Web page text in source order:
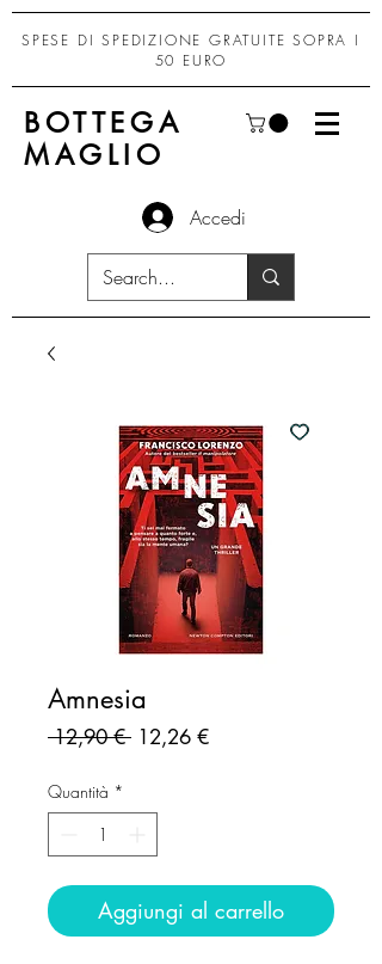
SPESE DI SPEDIZIONE GRATUITE SOPRA I
50 EURO
BOTTEGA
MAGLIO
Accedi
Amnesia
12,90 € Prezzo
12,26 €Prezzo
Quantità *
Aggiungi al carrello